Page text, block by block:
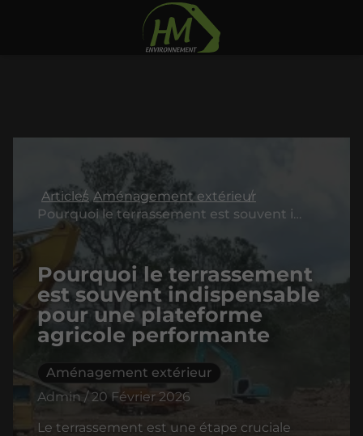
Articles Aménagement extérieur
Pourquoi le terrassement est souvent indispensable pour une plateforme agricole performante
Pourquoi le terrassement
est souvent indispensable
pour une plateforme
agricole performante
Aménagement extérieur
Admin / 20 Février 2026
Le terrassement est une étape cruciale